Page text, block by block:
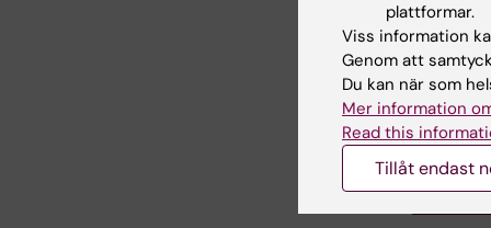
Tags
plattformar.
Viss information
Genom att
Du kan när som
Mer information
Read this
Tillåt endast